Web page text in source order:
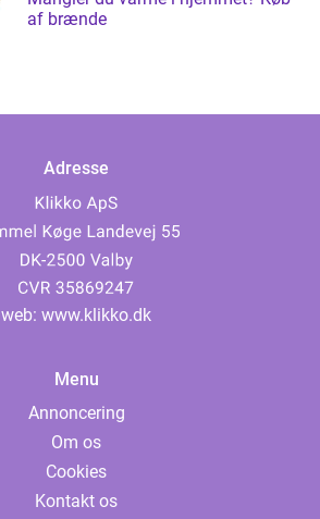
af brænde
Adresse
web: www.klikko.dk
Menu
Annoncering
Om os
Cookies
Kontakt os